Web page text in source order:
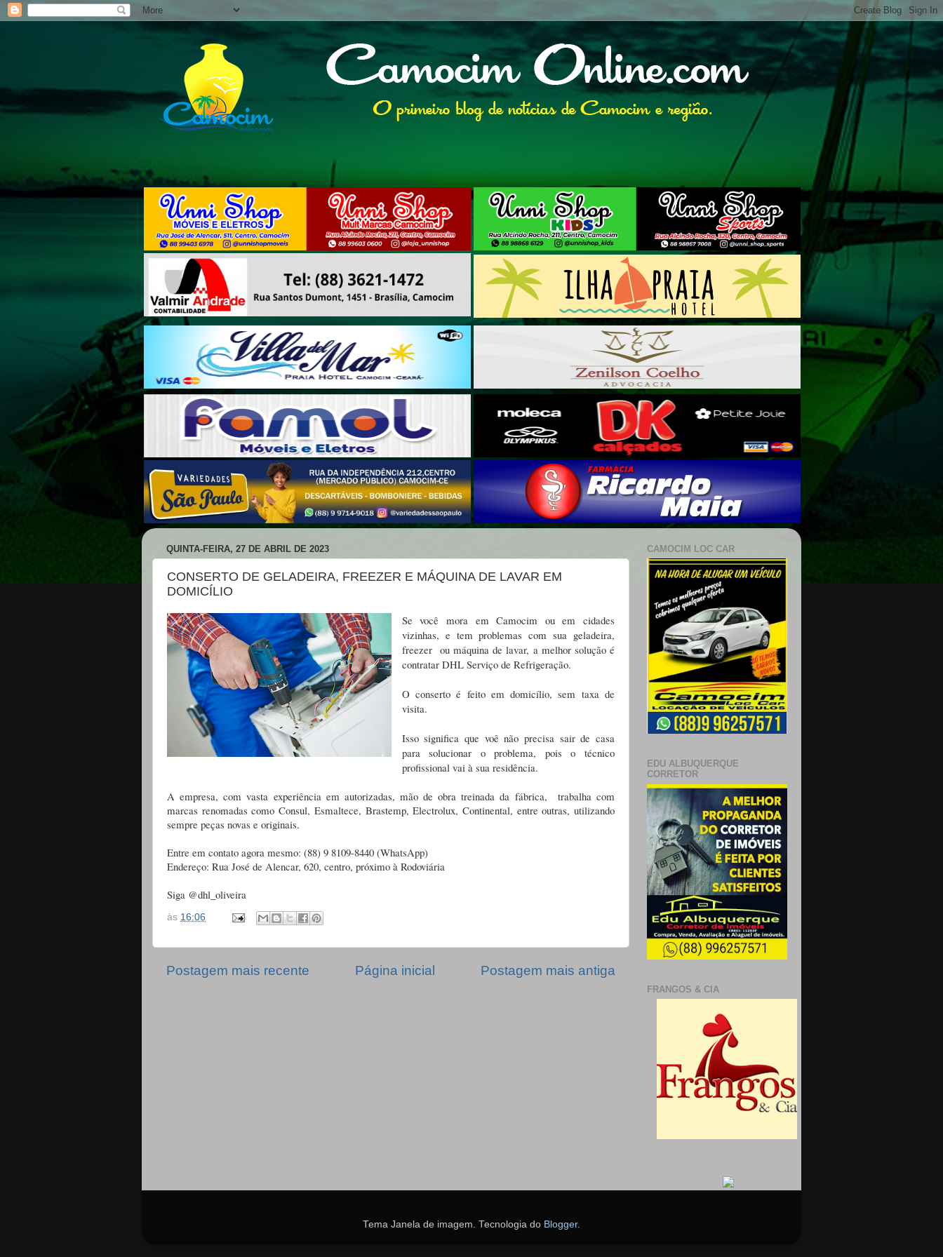
QUINTA-FEIRA, 27 DE ABRIL DE 2023
CONSERTO DE GELADEIRA, FREEZER E MÁQUINA DE LAVAR EM
DOMICÍLIO
Se você mora em Camocim ou em cidades
vizinhas, e tem problemas com sua geladeira,
freezer ou máquina de lavar, a melhor solução é
contratar DHL Serviço de Refrigeração.
O conserto é feito em domicílio, sem taxa de
visita.
Isso significa que voê não precisa sair de casa
para solucionar o problema, pois o técnico
profissional vai à sua residência.
A empresa, com vasta experiência em autorizadas, mão de obra treinada da fábrica, trabalha com
marcas renomadas como Consul, Esmaltece, Brastemp, Electrolux, Continental, entre outras, utilizando
sempre peças novas e originais.
Entre em contato agora mesmo: (88) 9 8109-8440 (WhatsApp)
Endereço: Rua José de Alencar, 620, centro, próximo à Rodoviária
Siga @dhl_oliveira
às 16:06
Postagem mais recente Postagem mais antiga
Página inicial
CAMOCIM LOC CAR
EDU ALBUQUERQUE
CORRETOR
FRANGOS & CIA
Tema Janela de imagem. Tecnologia do Blogger.